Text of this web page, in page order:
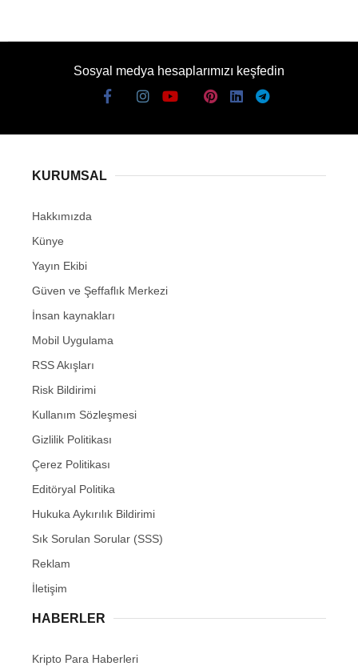
Sosyal medya hesaplarımızı keşfedin
KURUMSAL
Hakkımızda
Künye
Yayın Ekibi
Güven ve Şeffaflık Merkezi
İnsan kaynakları
Mobil Uygulama
RSS Akışları
Risk Bildirimi
Kullanım Sözleşmesi
Gizlilik Politikası
Çerez Politikası
Editöryal Politika
Hukuka Aykırılık Bildirimi
Sık Sorulan Sorular (SSS)
Reklam
İletişim
HABERLER
Kripto Para Haberleri